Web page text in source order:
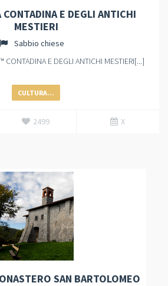
CONTADINA E DEGLI ANTICHI
MESTIERI
Sabbio chiese
CONTADINA E DEGLI ANTICHI MESTIERI[...]
CULTURA...
2499 X
SAN BARTOLOMEO